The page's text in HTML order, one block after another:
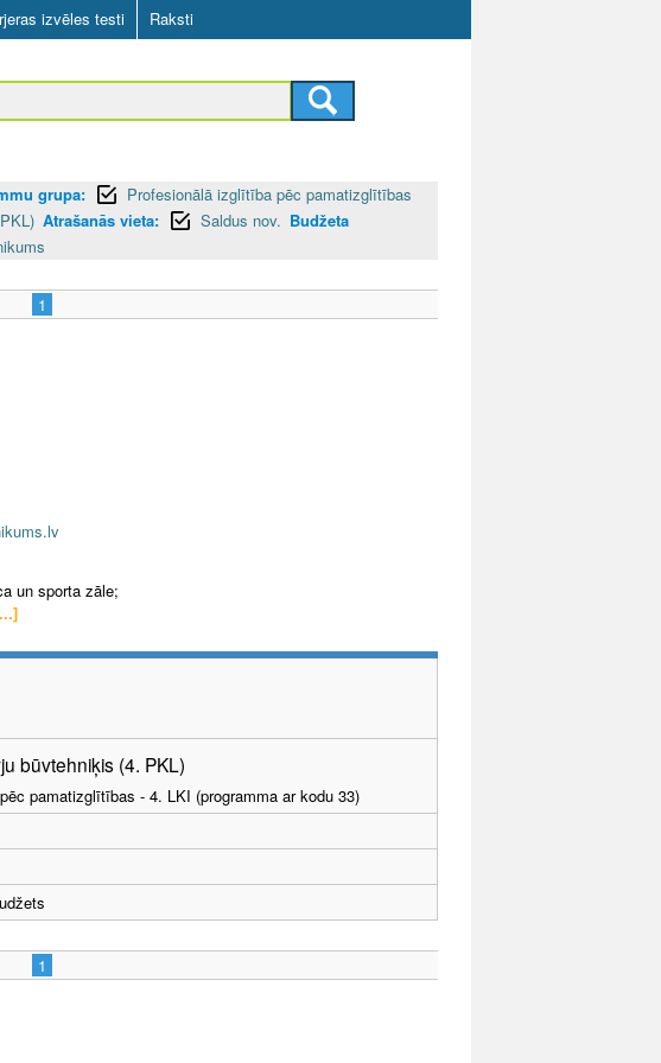
izvēles testi Raksti
grupa:
Profesionālā izglītība pēc pamatizglītības
Atrašanās vieta: Saldus nov. Budžeta
1
un sporta zāle;
būvtehniķis (4. PKL)
pamatizglītības - 4. LKI (programma ar kodu 33)
1